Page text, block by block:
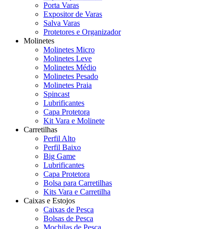
Porta Varas
Expositor de Varas
Salva Varas
Protetores e Organizador
Molinetes
Molinetes Micro
Molinetes Leve
Molinetes Médio
Molinetes Pesado
Molinetes Praia
Spincast
Lubrificantes
Capa Protetora
Kit Vara e Molinete
Carretilhas
Perfil Alto
Perfil Baixo
Big Game
Lubrificantes
Capa Protetora
Bolsa para Carretilhas
Kits Vara e Carretilha
Caixas e Estojos
Caixas de Pesca
Bolsas de Pesca
Mochilas de Pesca